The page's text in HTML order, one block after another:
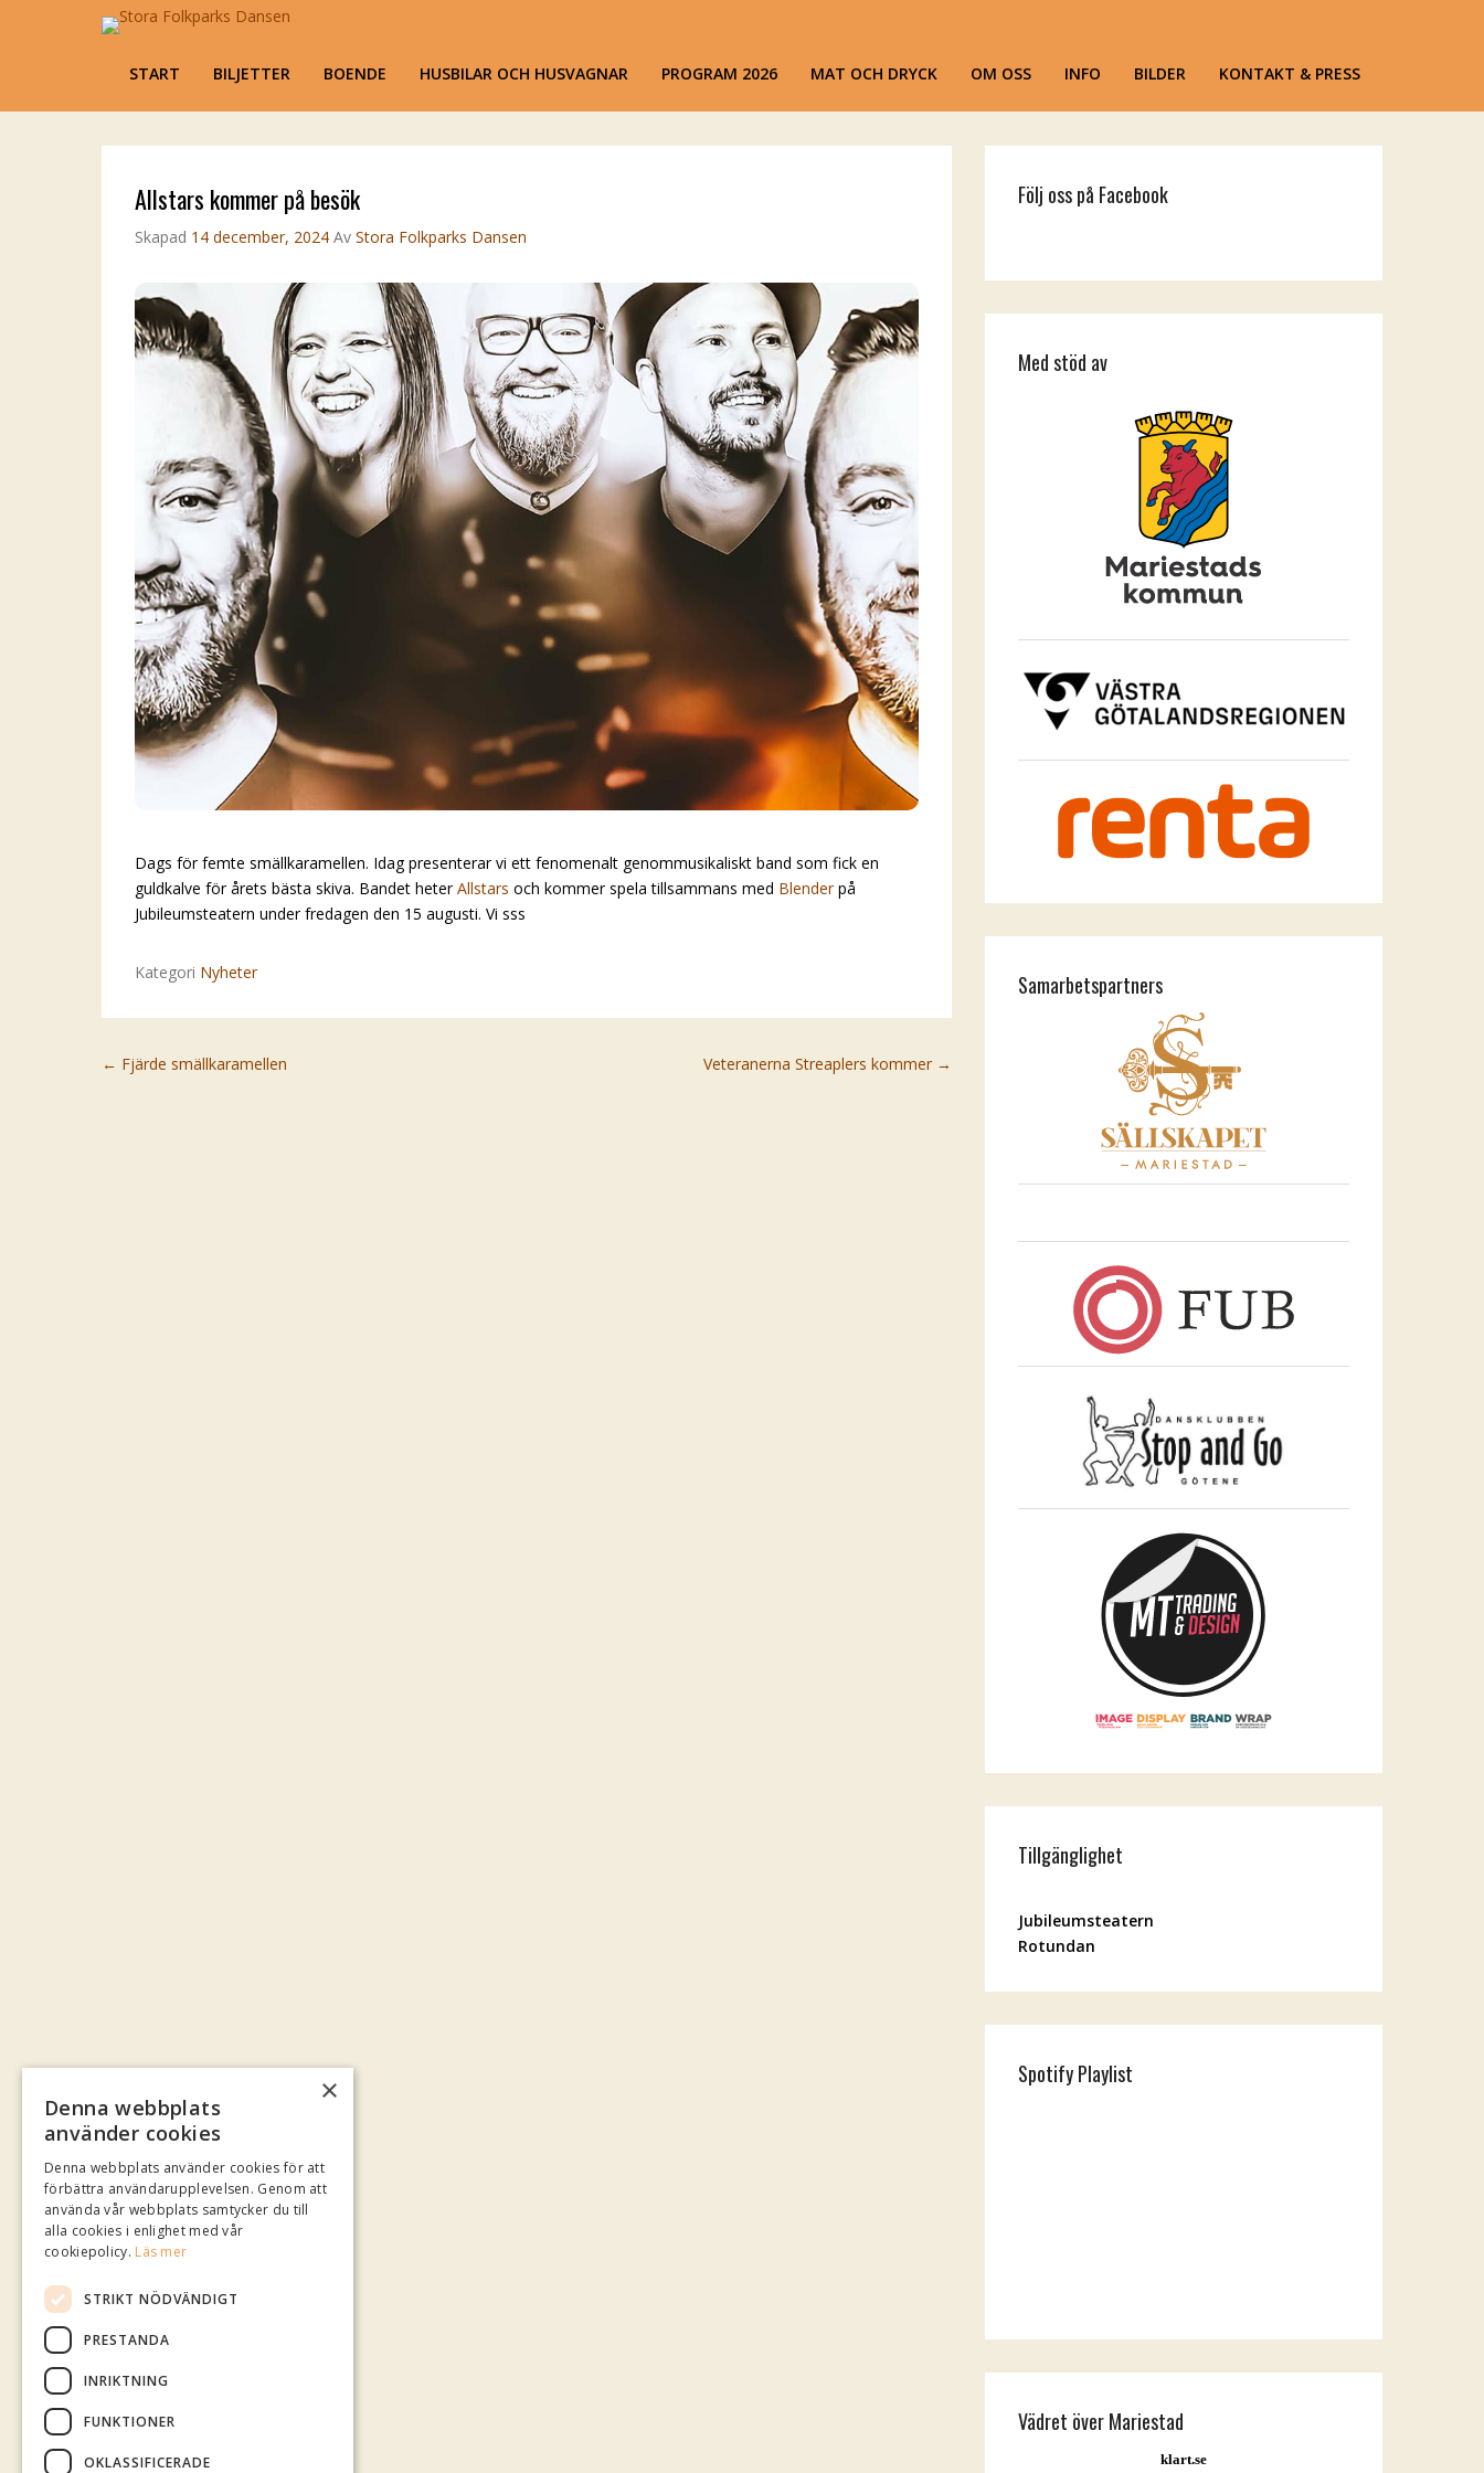
Primary Menu
Skip to content
START BILJETTER BOENDE HUSBILAR OCH HUSVAGNAR PROGRAM 2026 MAT OCH DRYCK OM OSS INFO BILDER KONTAKT & PRESS
Allstars kommer på besök
Skapad 14 december, 2024 Av Stora Folkparks Dansen
Dags för femte smällkaramellen. Idag presenterar vi ett fenomenalt genommusikaliskt band som fick en
guldkalve för årets bästa skiva. Bandet heterAllstars och kommer spela tillsammans med Blenderpå
Jubileumsteatern under fredagen den 15 augusti. Vi sss
Kategori Nyheter
Post navigation
← Fjärde smällkaramellen Veteranerna Streaplers kommer →
Följ oss på Facebook
Med stöd av
Samarbetspartners
Tillgänglighet
Jubileumsteatern
Rotundan
Spotify Playlist
Vädret över Mariestad
klart.se
×
Denna webbplats
använder cookies
Denna webbplats använder cookies för att
förbättra användarupplevelsen. Genom att
använda vår webbplats samtycker du till
alla cookies i enlighet med vår
cookiepolicy. Läs mer
STRIKT NÖDVÄNDIGT
PRESTANDA
INRIKTNING
FUNKTIONER
OKLASSIFICERADE